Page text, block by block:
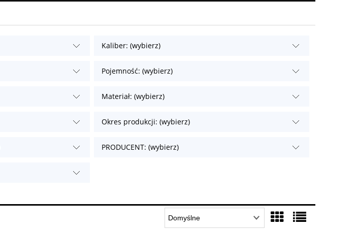
Kaliber: (wybierz)
Pojemność: (wybierz)
Materiał: (wybierz)
Okres produkcji: (wybierz)
PRODUCENT: (wybierz)